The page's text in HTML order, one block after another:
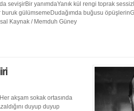
sevişirBir yanımdaYanık kül rengi toprak
buruk gülümsemeDudağımda buğusu
Kaynak / Memduh Güney
akşam sokak ortasında
duyup duyup